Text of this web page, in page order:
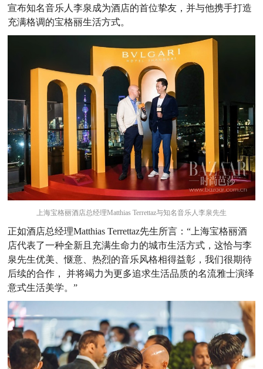
宣布知名音乐人李泉成为酒店的首位挚友，并与他携手打造
充满格调的宝格丽生活方式。
上海宝格丽酒店总经理Matthias Terrettaz与知名音乐人李泉先生
正如酒店总经理Matthias Terrettaz先生所言：“上海宝格丽酒
店代表了一种全新且充满生命力的城市生活方式，这恰与李
泉先生优美、惬意、热烈的音乐风格相得益彰，我们很期待
后续的合作， 并将竭力为更多追求生活品质的名流雅士演绎
意式生活美学。”